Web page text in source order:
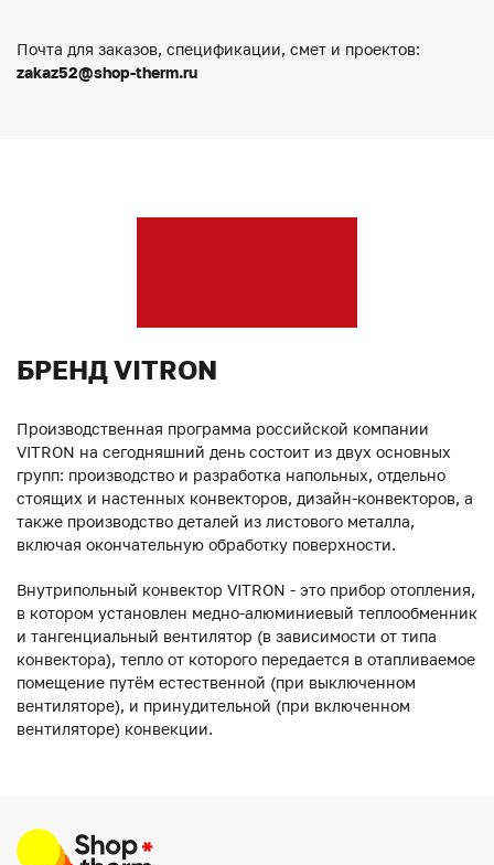
Почта для заказов, спецификации, смет и проектов:
zakaz52@shop-therm.ru
БРЕНД VITRON
Производственная программа российской компании
VITRON на сегодняшний день состоит из двух основных
групп: производство и разработка напольных, отдельно
стоящих и настенных конвекторов, дизайн-конвекторов, а
также производство деталей из листового металла,
включая окончательную обработку поверхности.
Внутрипольный конвектор VITRON - это прибор отопления,
в котором установлен медно-алюминиевый теплообменник
и тангенциальный вентилятор (в зависимости от типа
конвектора), тепло от которого передается в отапливаемое
помещение путём естественной (при выключенном
вентиляторе), и принудительной (при включенном
вентиляторе) конвекции.